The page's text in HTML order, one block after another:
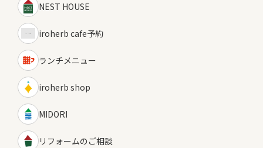
NEST HOUSE
iroherb cafe予約
ランチメニュー
iroherb shop
MIDORI
リフォームのご相談